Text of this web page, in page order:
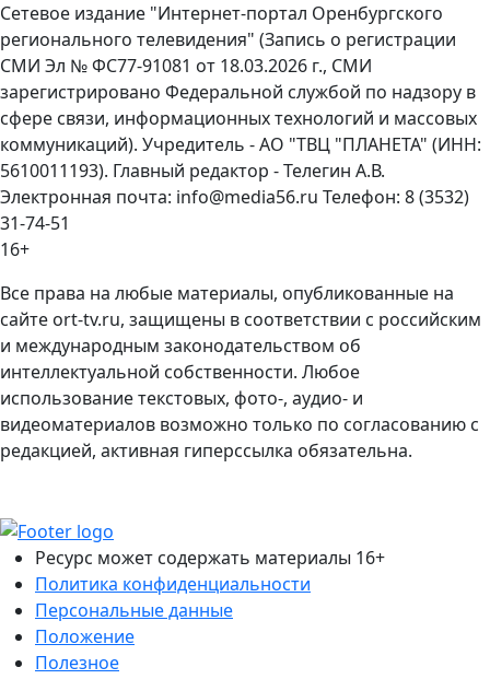
Сетевое издание "Интернет-портал Оренбургского
регионального телевидения" (Запись о регистрации
СМИ Эл № ФС77-91081 от 18.03.2026 г., СМИ
зарегистрировано Федеральной службой по надзору в
сфере связи, информационных технологий и массовых
коммуникаций). Учредитель - АО "ТВЦ "ПЛАНЕТА" (ИНН:
5610011193). Главный редактор - Телегин А.В.
Электронная почта: info@media56.ru Телефон: 8 (3532)
31-74-51
16+
Все права на любые материалы, опубликованные на
сайте ort-tv.ru, защищены в соответствии с российским
и международным законодательством об
интеллектуальной собственности. Любое
использование текстовых, фото-, аудио- и
видеоматериалов возможно только по согласованию с
редакцией, активная гиперссылка обязательна.
Ресурс может содержать материалы 16+
Политика конфиденциальности
Персональные данные
Положение
Полезное